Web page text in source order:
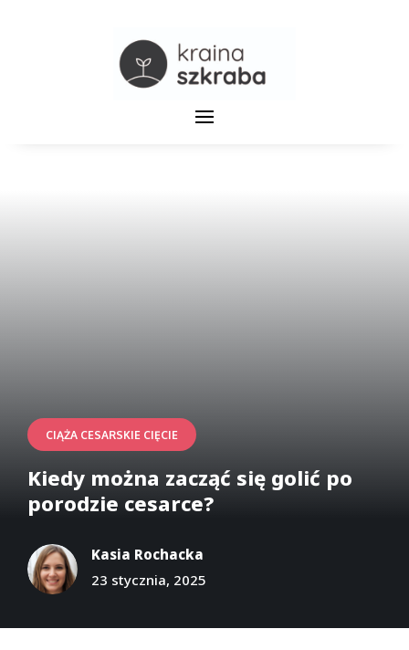
CIĄŻA CESARSKIE CIĘCIE
Kiedy można zacząć się golić po
porodzie cesarce?
Kasia Rochacka
23 stycznia, 2025